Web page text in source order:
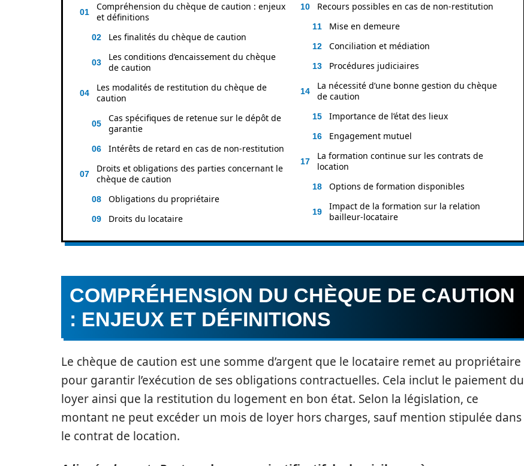
Compréhension du chèque de caution : enjeux
et définitions
Les finalités du chèque de caution
Les conditions d’encaissement du chèque
de caution
Les modalités de restitution du chèque de
caution
Cas spécifiques de retenue sur le dépôt de
garantie
Intérêts de retard en cas de non-restitution
Droits et obligations des parties concernant le
chèque de caution
Obligations du propriétaire
Droits du locataire
Recours possibles en cas de non-restitution
Mise en demeure
Conciliation et médiation
Procédures judiciaires
La nécessité d’une bonne gestion du chèque
de caution
Importance de l’état des lieux
Engagement mutuel
La formation continue sur les contrats de
location
Options de formation disponibles
Impact de la formation sur la relation
bailleur-locataire
COMPRÉHENSION DU CHÈQUE DE CAUTION
: ENJEUX ET DÉFINITIONS
Le chèque de caution est une somme d’argent que le locataire remet au propriétaire
pour garantir l’exécution de ses obligations contractuelles. Cela inclut le paiement du
loyer ainsi que la restitution du logement en bon état. Selon la législation, ce
montant ne peut excéder un mois de loyer hors charges, sauf mention stipulée dans
le contrat de location.